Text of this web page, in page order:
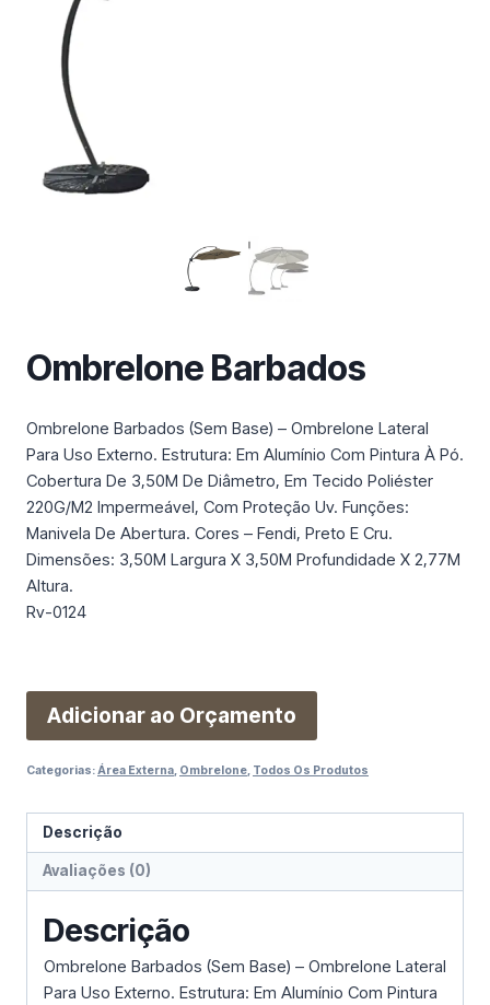
Ombrelone Barbados
Ombrelone Barbados (Sem Base) – Ombrelone Lateral
Para Uso Externo. Estrutura: Em Alumínio Com Pintura À Pó.
Cobertura De 3,50M De Diâmetro, Em Tecido Poliéster
220G/M2 Impermeável, Com Proteção Uv. Funções:
Manivela De Abertura. Cores – Fendi, Preto E Cru.
Dimensões: 3,50M Largura X 3,50M Profundidade X 2,77M
Altura.
Rv-0124
Adicionar ao Orçamento
Categorias:Área Externa, Ombrelone, Todos Os Produtos
Descrição
Avaliações (0)
Descrição
Ombrelone Barbados (Sem Base) – Ombrelone Lateral
Para Uso Externo. Estrutura: Em Alumínio Com Pintura